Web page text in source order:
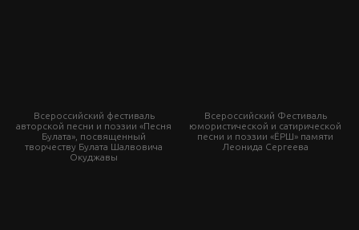
Всероссийский фестиваль
авторской песни и поэзии «Песня
Булата», посвященный
творчеству Булата Шалвовича
Окуджавы
Всероссийский Фестиваль
юмористической и сатирической
песни и поэзии «ЁРШ» памяти
Леонида Сергеева